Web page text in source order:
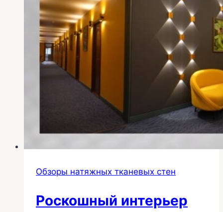
Обзоры натяжных тканевых стен
Роскошный интерьер